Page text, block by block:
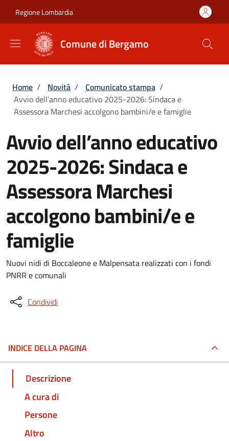
Regione Lombardia
Comune di Bergamo
Briciole di pane
Home / Novità / Comunicato stampa /
Avvio dell’anno educativo 2025-2026: Sindaca e
Assessora Marchesi accolgono bambini/e e famiglie
Avvio dell’anno educativo
2025-2026: Sindaca e
Assessora Marchesi
accolgono bambini/e e
famiglie
Nuovi nidi di Boccaleone e Malpensata realizzati con i fondi
PNRR e comunali
Condividi
INDICE DELLA PAGINA
Descrizione
A cura di
Persone
Altro